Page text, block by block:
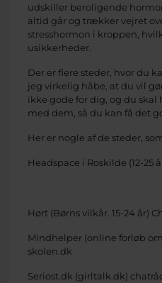
udskiller beroligende
altid går og trækker vejret
stresshormon i kroppen,
usikkerheder.
Der er flere steder, hvor du
jeg virkelig håbe, at du vil
ikke gode for dig, og du
med dem, så du kan få det
Her er nogle af de steder,
Headspace i Roskilde (12-25
Hørt (Børns vilkår. 15-24 år)
Mindhelper (online forløb
skolen.dk
Seriost.dk (girltalk.dk)